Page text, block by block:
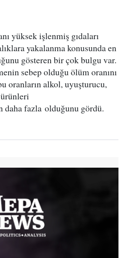
yüksek işlenmiş gıdaları
yakalanma konusunda en
gösteren bir çok bulgu var.
sebep olduğu ölüm oranını
oranların alkol, uyuşturucu,
ürünleri
daha fazla olduğunu gördü.